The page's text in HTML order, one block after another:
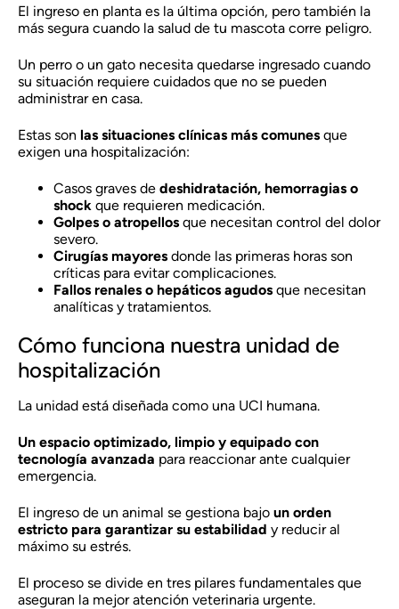
El ingreso en planta es la última opción, pero también la
más segura cuando la salud de tu mascota corre peligro.
Un perro o un gato necesita quedarse ingresado cuando
su situación requiere cuidados que no se pueden
administrar en casa.
Estas son las situaciones clínicas más comunes que
exigen una hospitalización:
Casos graves de deshidratación, hemorragias o
shock que requieren medicación.
Golpes o atropellos que necesitan control del dolor
severo.
Cirugías mayores donde las primeras horas son
críticas para evitar complicaciones.
Fallos renales o hepáticos agudos que necesitan
analíticas y tratamientos.
Cómo funciona nuestra unidad de
hospitalización
La unidad está diseñada como una UCI humana.
Un espacio optimizado, limpio y equipado con
tecnología avanzada para reaccionar ante cualquier
emergencia.
El ingreso de un animal se gestiona bajo un orden
estricto para garantizar su estabilidad y reducir al
máximo su estrés.
El proceso se divide en tres pilares fundamentales que
aseguran la mejor atención veterinaria urgente.